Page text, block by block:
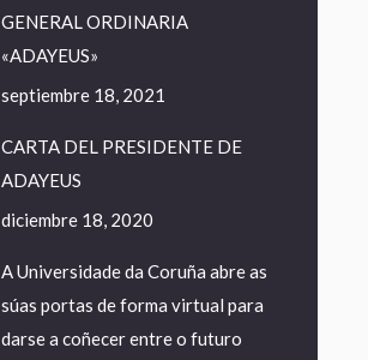
GENERAL ORDINARIA
«ADAYEUS»
septiembre 18, 2021
CARTA DEL PRESIDENTE DE
ADAYEUS
diciembre 18, 2020
A Universidade da Coruña abre as
súas portas de forma virtual para
darse a coñecer entre o futuro